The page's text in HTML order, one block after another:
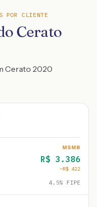
POR CLIENTE
Cerato
Cerato 2020
MSMB
R$ 3.386
−R$ 422
4.5% FIPE